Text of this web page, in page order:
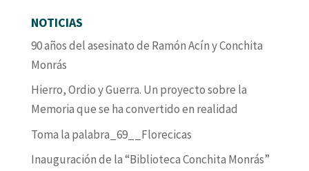
NOTICIAS
90 años del asesinato de Ramón Acín y Conchita
Monrás
Hierro, Ordio y Guerra. Un proyecto sobre la
Memoria que se ha convertido en realidad
Toma la palabra_69__Florecicas
Inauguración de la “Biblioteca Conchita Monrás”